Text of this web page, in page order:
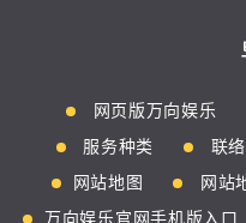
网页版万向娱乐
服务种类
联
网站地图
网站
万向娱乐官网手机版入口